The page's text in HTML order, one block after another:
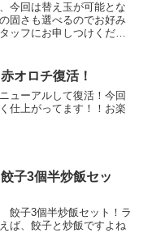
今回は替え玉が可能とな
固さも選べるのでお好み
ッフにお申しつけくださ
オロチ復活！
ューアルして復活！今回
仕上がってます！！お楽
餃子3個半炒飯セッ
餃子3個半炒飯セット！ラ
ば、餃子と炒飯ですよね